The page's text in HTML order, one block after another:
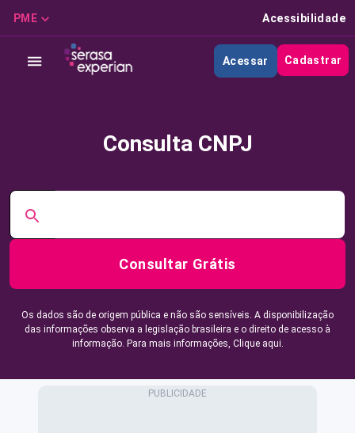
PME Acessibilidade
Acessar Cadastrar
Consulta CNPJ
Consultar Grátis
Os dados são de origem pública e não são sensíveis. A disponibilização
das informações observa a legislação brasileira e o direito de acesso à
informação. Para mais informações, Clique aqui.